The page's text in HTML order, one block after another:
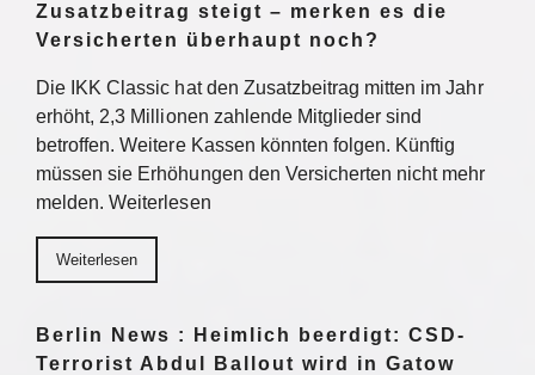
Zusatzbeitrag steigt – merken es die
Versicherten überhaupt noch?
Die IKK Classic hat den Zusatzbeitrag mitten im Jahr
erhöht, 2,3 Millionen zahlende Mitglieder sind
betroffen. Weitere Kassen könnten folgen. Künftig
müssen sie Erhöhungen den Versicherten nicht mehr
melden. Weiterlesen
Weiterlesen
Berlin News : Heimlich beerdigt: CSD-
Terrorist Abdul Ballout wird in Gatow